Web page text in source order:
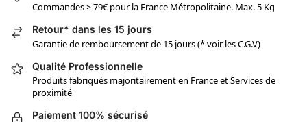
Commandes ≥ 79€ pour la France Métropolitaine. Max. 5 Kg
Retour* dans les 15 jours
Garantie de remboursement de 15 jours (* voir les C.G.V)
Qualité Professionnelle
Produits fabriqués majoritairement en France et Services de
proximité
Paiement 100% sécurisé